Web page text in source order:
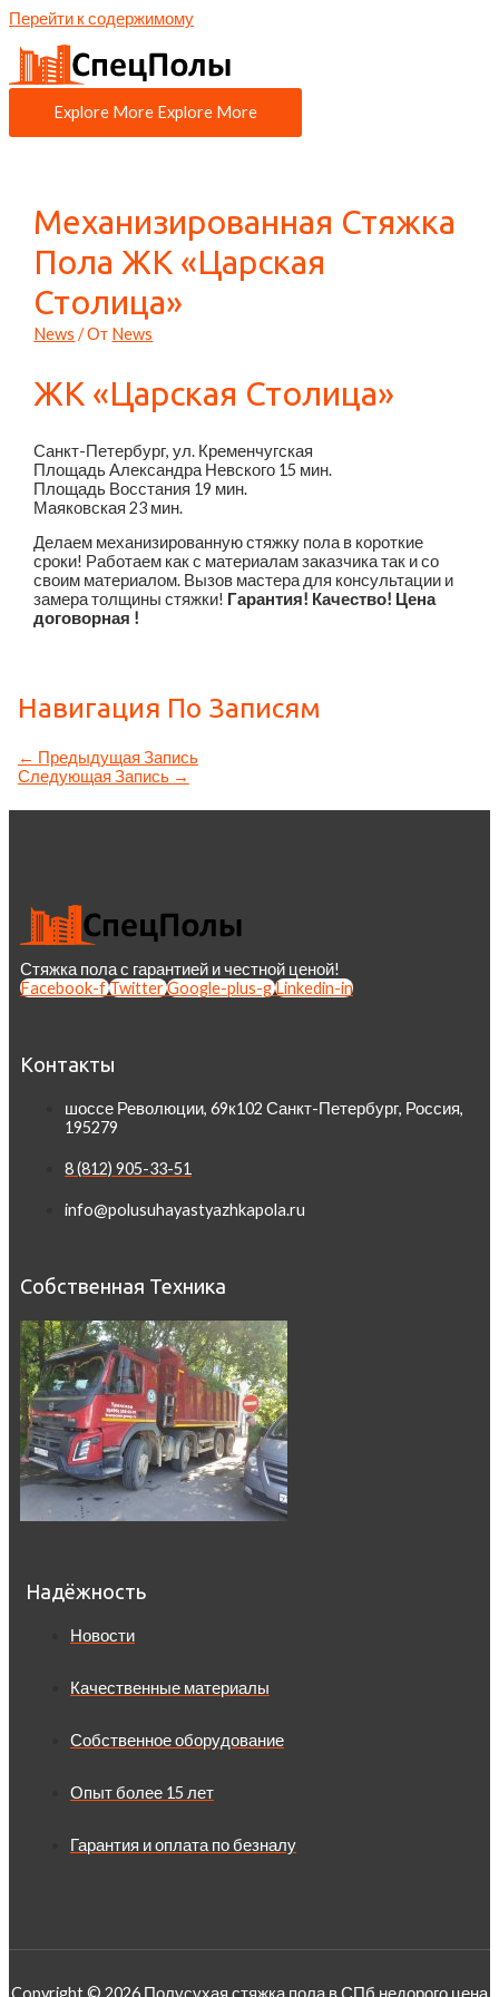
Перейти к содержимому
Explore More Explore More
Механизированная Стяжка
Пола ЖК «Царская
Столица»
News / От News
ЖК «Царская Столица»
Санкт-Петербург, ул. Кременчугская
Площадь Александра Невского 15 мин.
Площадь Восстания 19 мин.
Маяковская 23 мин.
Делаем механизированную стяжку пола в короткие
сроки! Работаем как с материалам заказчика так и со
своим материалом. Вызов мастера для консультации и
замера толщины стяжки! Гарантия! Качество! Цена
договорная !
Навигация По Записям
← Предыдущая Запись
Следующая Запись →
Стяжка пола с гарантией и честной ценой!
Facebook-fTwitterGoogle-plus-gLinkedin-in
Контакты
шоссе Революции, 69к102 Санкт-Петербург, Россия,
195279
8 (812) 905-33-51
info@polusuhayastyazhkapola.ru
Собственная Техника
Надёжность
Новости
Качественные материалы
Собственное оборудование
Опыт более 15 лет
Гарантия и оплата по безналу